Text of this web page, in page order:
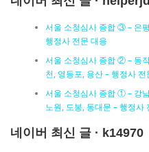
서울 소청심사 종합 ③ – 은
행정사 전문 대응
서울 소청심사 종합 ② – 동
천, 영등포, 용산 – 행정사 전
서울 소청심사 종합 ① – 강
노원, 도봉, 동대문 – 행정사
네이버 최신 글 · k14970